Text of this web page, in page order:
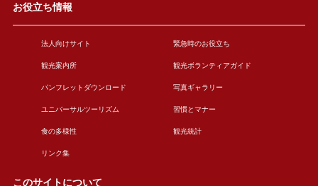
お役立ち情報
法人向けサイト 緊急時のお役立ち
観光案内所 観光ボランティアガイド
パンフレットダウンロード 写真ギャラリー
ユニバーサルツーリズム 習慣とマナー
食の多様性 観光統計
リンク集
このサイトについて